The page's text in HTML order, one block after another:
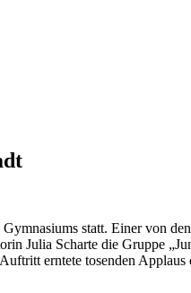
statt. Einer von
Julia Scharte die Gruppe
erntete tosenden